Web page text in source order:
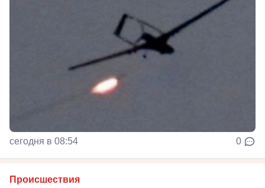
сегодня в 08:54 0
Происшествия